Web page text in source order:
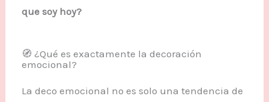
que soy hoy?
🧭 ¿Qué es exactamente la decoración
emocional?
La deco emocional no es solo una tendencia de